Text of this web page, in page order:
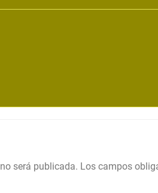
será publicada. Los campos